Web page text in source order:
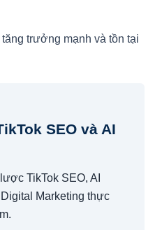
trưởng mạnh và tồn tại
SEO và AI
TikTok SEO, AI
Marketing thực